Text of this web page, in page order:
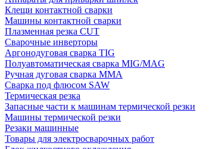
Клещи контактной сварки
Машины контактной сварки
Плазменная резка CUT
Сварочные инверторы
Аргонодуговая сварка TIG
Полуавтоматическая сварка MIG/MAG
Ручная дуговая сварка MMA
Сварка под флюсом SAW
Термическая резка
Запасные части к машинам термической резки
Машины термической резки
Резаки машинные
Товары для электросварочных работ